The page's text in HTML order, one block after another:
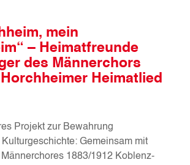
mein
– Heimatfreunde
des Männerchors
Heimatlied
Projekt zur Bewahrung
Gemeinsam mit
1883/1912 Koblenz-